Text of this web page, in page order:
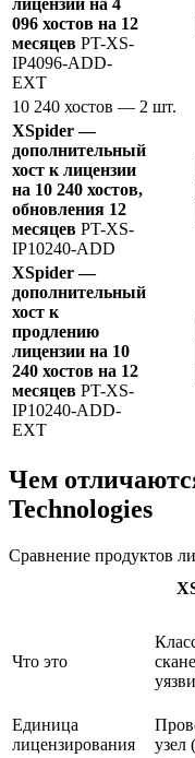
лицензии на 4
096 хостов на 12
месяцев PT-XS-
IP4096-ADD-
EXT
10 240 хостов — 2 шт.
XSpider —
дополнительный
хост к лицензии
на 10 240 хостов,
обновления 12
месяцев PT-XS-
IP10240-ADD
XSpider —
дополнительный
хост к
продлению
лицензии на 10
240 хостов на 12
месяцев PT-XS-
IP10240-ADD-
EXT
Чем
Technologies
Сравнение продуктов
Что это
Единица
лицензирования
узел